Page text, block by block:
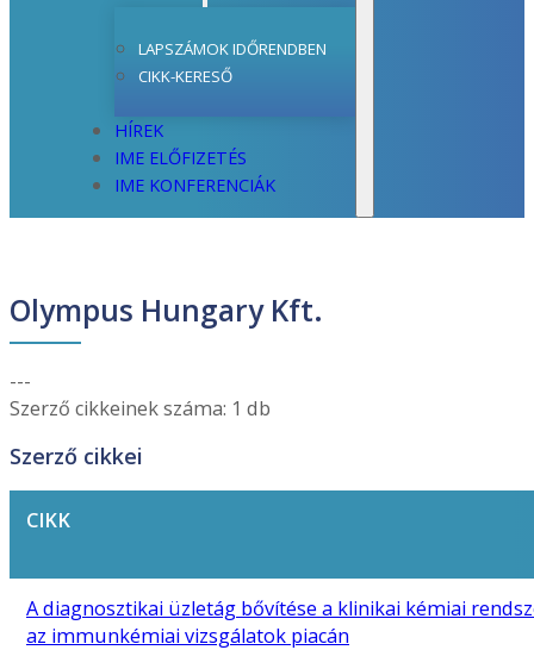
LAPSZÁMOK IDŐRENDBEN
CIKK-KERESŐ
HÍREK
IME ELŐFIZETÉS
IME KONFERENCIÁK
Olympus Hungary Kft.
---
Szerző cikkeinek száma: 1 db
Szerző cikkei
CIKK
A diagnosztikai üzletág bővítése a klinikai kémiai
az immunkémiai vizsgálatok piacán